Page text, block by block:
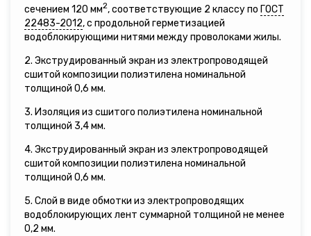
сечением 120 мм2, соответствующие 2 классу по ГОСТ
22483-2012, с продольной герметизацией
водоблокирующими нитями между проволоками жилы.
2. Экструдированный экран из электропроводящей
сшитой композиции полиэтилена номинальной
толщиной 0,6 мм.
3. Изоляция из сшитого полиэтилена номинальной
толщиной 3,4 мм.
4. Экструдированный экран из электропроводящей
сшитой композиции полиэтилена номинальной
толщиной 0,6 мм.
5. Слой в виде обмотки из электропроводящих
водоблокирующих лент суммарной толщиной не менее
0,2 мм.